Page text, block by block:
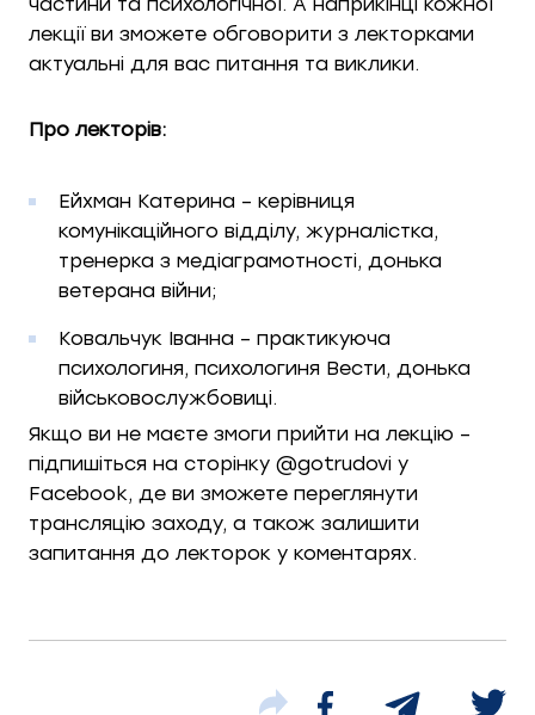
лекції ви зможете обговорити з лекторками
актуальні для вас питання та виклики.
Про лекторів:
Ейхман Катерина – керівниця
комунікаційного відділу, журналістка,
тренерка з медіаграмотності, донька
ветерана війни;
Ковальчук Іванна – практикуюча
психологиня, психологиня Вести, донька
військовослужбовиці.
Якщо ви не маєте змоги прийти на лекцію –
підпишіться на сторінку @gotrudovi у
Facebook, де ви зможете переглянути
трансляцію заходу, а також залишити
запитання до лекторок у коментарях.